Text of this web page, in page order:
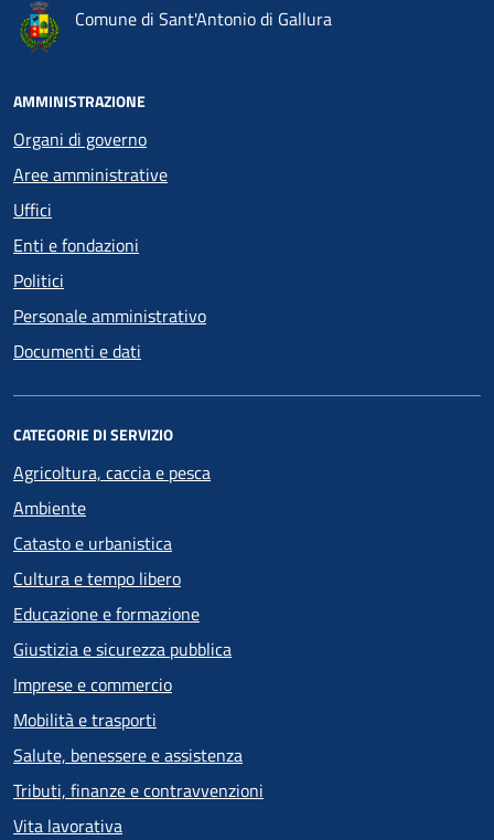
Comune di Sant'Antonio di Gallura
AMMINISTRAZIONE
Organi di governo
Aree amministrative
Uffici
Enti e fondazioni
Politici
Personale amministrativo
Documenti e dati
CATEGORIE DI SERVIZIO
Agricoltura, caccia e pesca
Ambiente
Catasto e urbanistica
Cultura e tempo libero
Educazione e formazione
Giustizia e sicurezza pubblica
Imprese e commercio
Mobilità e trasporti
Salute, benessere e assistenza
Tributi, finanze e contravvenzioni
Vita lavorativa